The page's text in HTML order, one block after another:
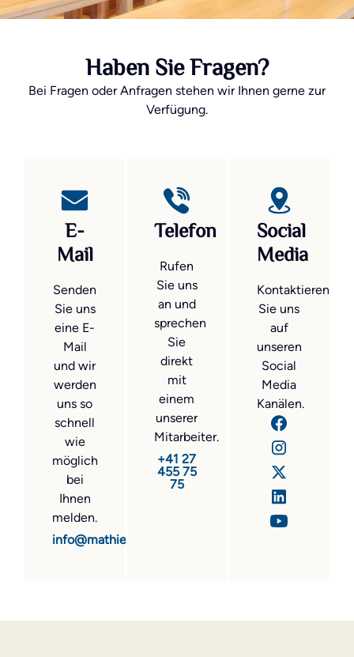
Haben Sie Fragen?
Bei Fragen oder Anfragen stehen wir Ihnen gerne zur
Verfügung.
E-
Mail
Senden
Sie uns
eine E-
Mail
und wir
werden
uns so
schnell
wie
möglich
bei
Ihnen
melden.
info@mathier.com
Telefon
Rufen
Sie uns
an und
sprechen
Sie
direkt
mit
einem
unserer
Mitarbeiter.
+41 27
455 75
75
Social
Media
Kontaktieren
Sie uns
auf
unseren
Social
Media
Kanälen.